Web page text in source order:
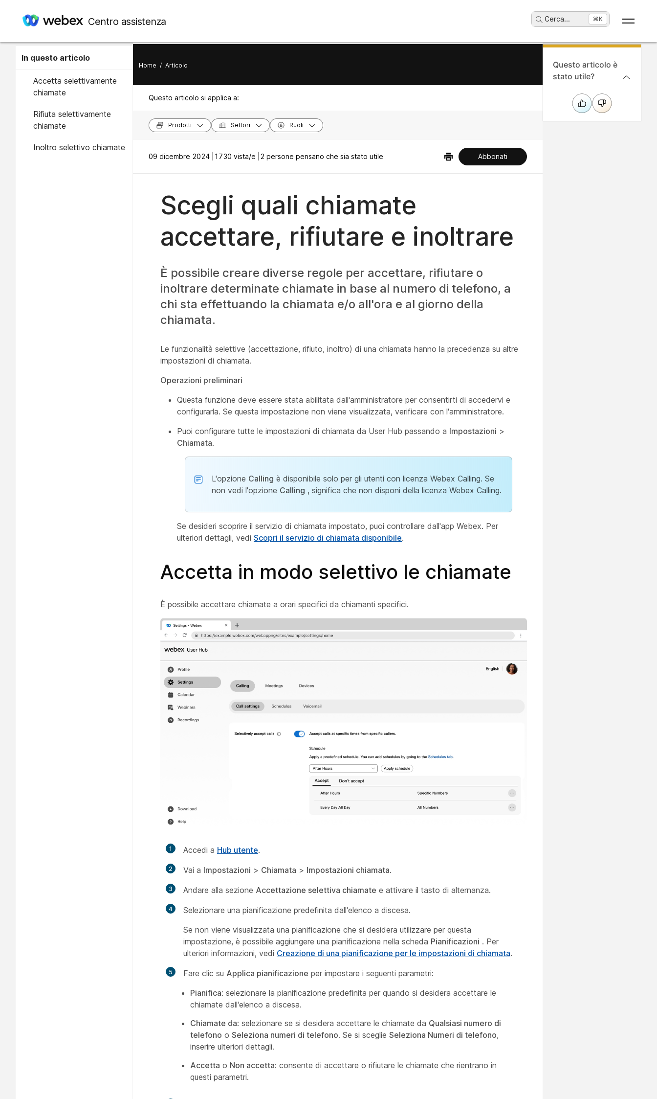
Centro assistenza Cerca... ⌘K
In questo articolo
Accetta selettivamente
chiamate
Rifiuta selettivamente
chiamate
Inoltro selettivo chiamate
Home / Articolo
Questo articolo si applica a:
Prodotti Settori Ruoli
09 dicembre 2024 | 1730 vista/e | 2 persone pensano che sia stato utile Abbonati
Scegli quali chiamate
accettare, rifiutare e inoltrare
È possibile creare diverse regole per accettare, rifiutare o
inoltrare determinate chiamate in base al numero di telefono, a
chi sta effettuando la chiamata e/o all'ora e al giorno della
chiamata.
Le funzionalità selettive (accettazione, rifiuto, inoltro) di una chiamata hanno la precedenza su altre
impostazioni di chiamata.
Operazioni preliminari
Questa funzione deve essere stata abilitata dall'amministratore per consentirti di accedervi e
configurarla. Se questa impostazione non viene visualizzata, verificare con l'amministratore.
Puoi configurare tutte le impostazioni di chiamata da User Hub passando a Impostazioni >
Chiamata.
L'opzione Calling è disponibile solo per gli utenti con licenza Webex Calling. Se
non vedi l'opzione Calling , significa che non disponi della licenza Webex Calling.
Se desideri scoprire il servizio di chiamata impostato, puoi controllare dall'app Webex. Per
ulteriori dettagli, vedi Scopri il servizio di chiamata disponibile.
Accetta in modo selettivo le chiamate
È possibile accettare chiamate a orari specifici da chiamanti specifici.
1 Accedi a Hub utente.
2 Vai a Impostazioni > Chiamata > Impostazioni chiamata.
3 Andare alla sezione Accettazione selettiva chiamate e attivare il tasto di alternanza.
4
Selezionare una pianificazione predefinita dall'elenco a discesa.
Se non viene visualizzata una pianificazione che si desidera utilizzare per questa
impostazione, è possibile aggiungere una pianificazione nella scheda Pianificazioni . Per
ulteriori informazioni, vedi Creazione di una pianificazione per le impostazioni di chiamata.
5 Fare clic su Applica pianificazione per impostare i seguenti parametri:
Pianifica: selezionare la pianificazione predefinita per quando si desidera accettare le
chiamate dall'elenco a discesa.
Chiamate da: selezionare se si desidera accettare le chiamate da Qualsiasi numero di
telefono o Seleziona numeri di telefono. Se si sceglie Seleziona Numeri di telefono,
inserire ulteriori dettagli.
Accetta o Non accetta: consente di accettare o rifiutare le chiamate che rientrano in
questi parametri.
Questo articolo è
stato utile?